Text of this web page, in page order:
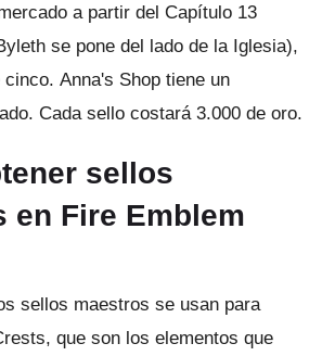
a partir del Capítulo 13
se pone del lado de la Iglesia),
cinco. Anna's Shop tiene un
Cada sello costará 3.000 de oro.
sellos
en Fire Emblem
sellos maestros se usan para
que son los elementos que